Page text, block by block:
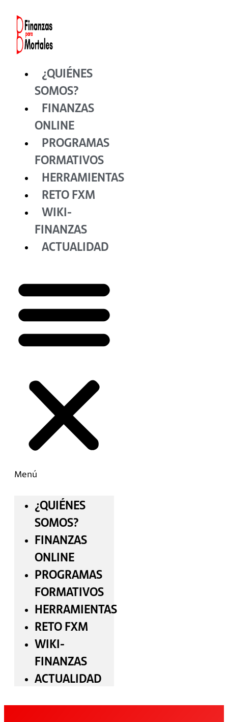
contenido
¿QUIÉNES
SOMOS?
FINANZAS
ONLINE
PROGRAMAS
FORMATIVOS
HERRAMIENTAS
RETO FXM
WIKI-
FINANZAS
ACTUALIDAD
Menú
¿QUIÉNES
SOMOS?
FINANZAS
ONLINE
PROGRAMAS
FORMATIVOS
HERRAMIENTAS
RETO FXM
WIKI-
FINANZAS
ACTUALIDAD